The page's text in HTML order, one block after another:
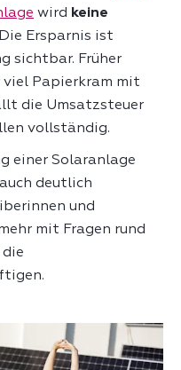
wird keine
Ersparnis ist
sichtbar. Früher
viel Papierkram mit
die Umsatzsteuer
vollständig.
einer Solaranlage
deutlich
und
mit Fragen rund
die